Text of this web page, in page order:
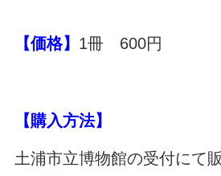
【価格】 1冊 600円
【購入方法】
土浦市立博物館の受付にて